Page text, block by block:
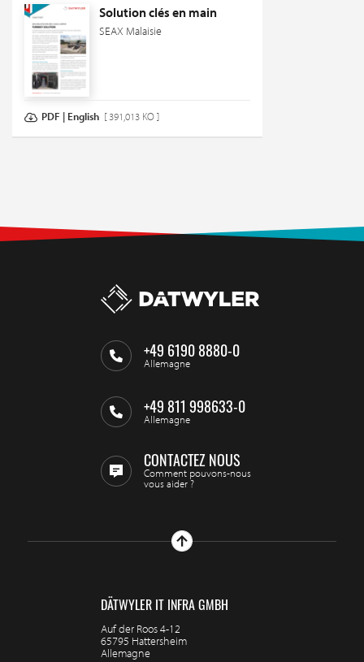
Solution clés en main
SEAX Malaisie
PDF | English [ 391,013 KO ]
+49 6190 8880-0
Allemagne
+49 811 998633-0
Allemagne
CONTACTEZ NOUS
Comment pouvons-nous
vous aider ?
DÄTWYLER IT INFRA GMBH
Auf der Roos 4-12
65795 Hattersheim
Allemagne